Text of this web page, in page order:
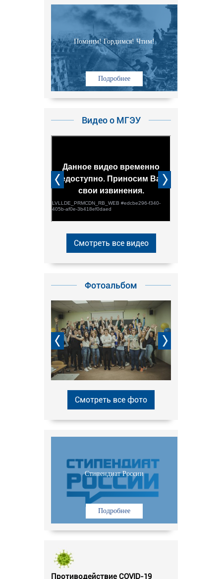
Помним! Гордимся! Чтим!
Подробнее
Видео о МГЭУ
Смотреть все видео
Фотоальбом
Смотреть все фото
Стипендиат России
Подробнее
Противодействие COVID-19